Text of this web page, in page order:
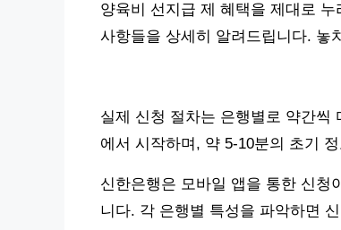
양육비 선지급 제 혜택을 제대로
사항들을 상세히 알려드립니다. 놓
실제 신청 절차는 은행별로 약간씩
에서 시작하며, 약 5-10분의 초기
신한은행은 모바일 앱을 통한 신청
니다. 각 은행별 특성을 파악하면